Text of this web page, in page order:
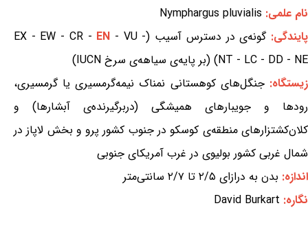
نام علمی: Nymphargus pluvialis
پایندگی:گونه‌ی در دسترس آسیب (EX - EW - CR - EN - VU -
NT - LC - DD - NE) (بر پایه‌ی سیاهه‌ی سرخ IUCN)
زیستگاه:جنگل‌های کوهستانی نمناک نیمه‌گرمسیری یا گرمسیری،
رودها و جویبارهای همیشگی (دربرگیرنده‌ی آبشارها) و
کلان‌کشتزارهای منطقه‌ی کوسکو در جنوب کشور پرو و بخش لاپاز در
شمال غربی کشور بولیوی در غرب آمریکای جنوبی
اندازه: بدن به درازای ۲/۵ تا ۲/۷ سانتی‌متر
نگاره: David Burkart